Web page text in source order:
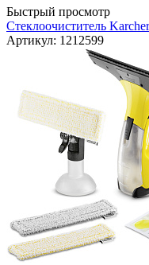
Быстрый просмотр
Стеклоочиститель
Артикул: 1212599